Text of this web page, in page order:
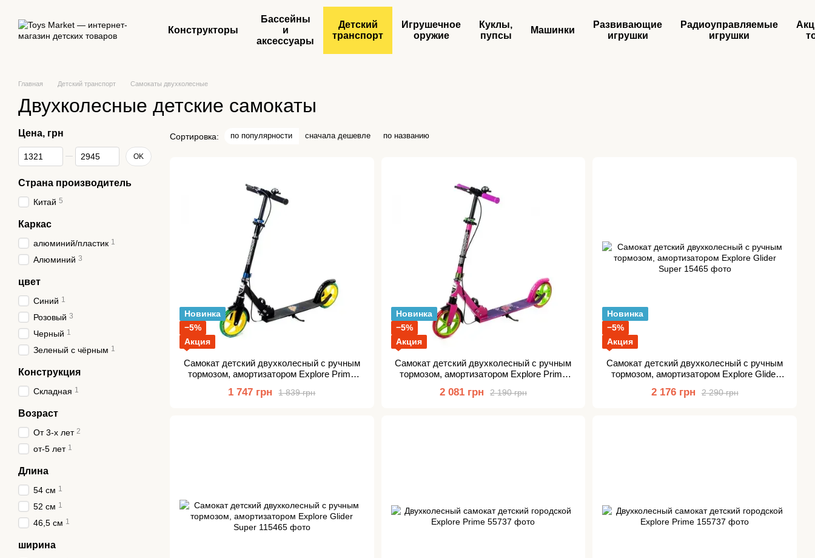
Конструкторы
Бассейны
и
аксессуары
Детский
транспорт
Игрушечное
оружие
Куклы,
пупсы
Машинки
Развивающие
игрушки
Радиоуправляемые
игрушки
Главная Детский транспорт Самокаты двухколесные
Двухколесные детские самокаты
Сортировка: по популярности сначала дешевле по названию
Новинка
−5%
Акция
Самокат детский двухколесный с ручным
тормозом, амортизатором Explore Prime
1 839 грн
1 747 грн
Новинка
−5%
Акция
Самокат детский двухколесный с ручным
тормозом, амортизатором Explore Prime
2 190 грн
2 081 грн
Новинка
−5%
Акция
Самокат детский двухколесный с ручным
тормозом, амортизатором Explore Glider
2 290 грн
2 176 грн
Цена, грн
От Цена, грн
До Цена, грн OK
Страна производитель
Китай 5
Каркас
алюминий/пластик 1
Алюминий 3
цвет
Синий 1
Розовый 3
Черный 1
Зеленый с чёрным 1
Конструкция
Складная 1
Возраст
От 3-х лет 2
от-5 лет 1
Длина
54 см 1
52 см 1
46,5 см 1
ширина